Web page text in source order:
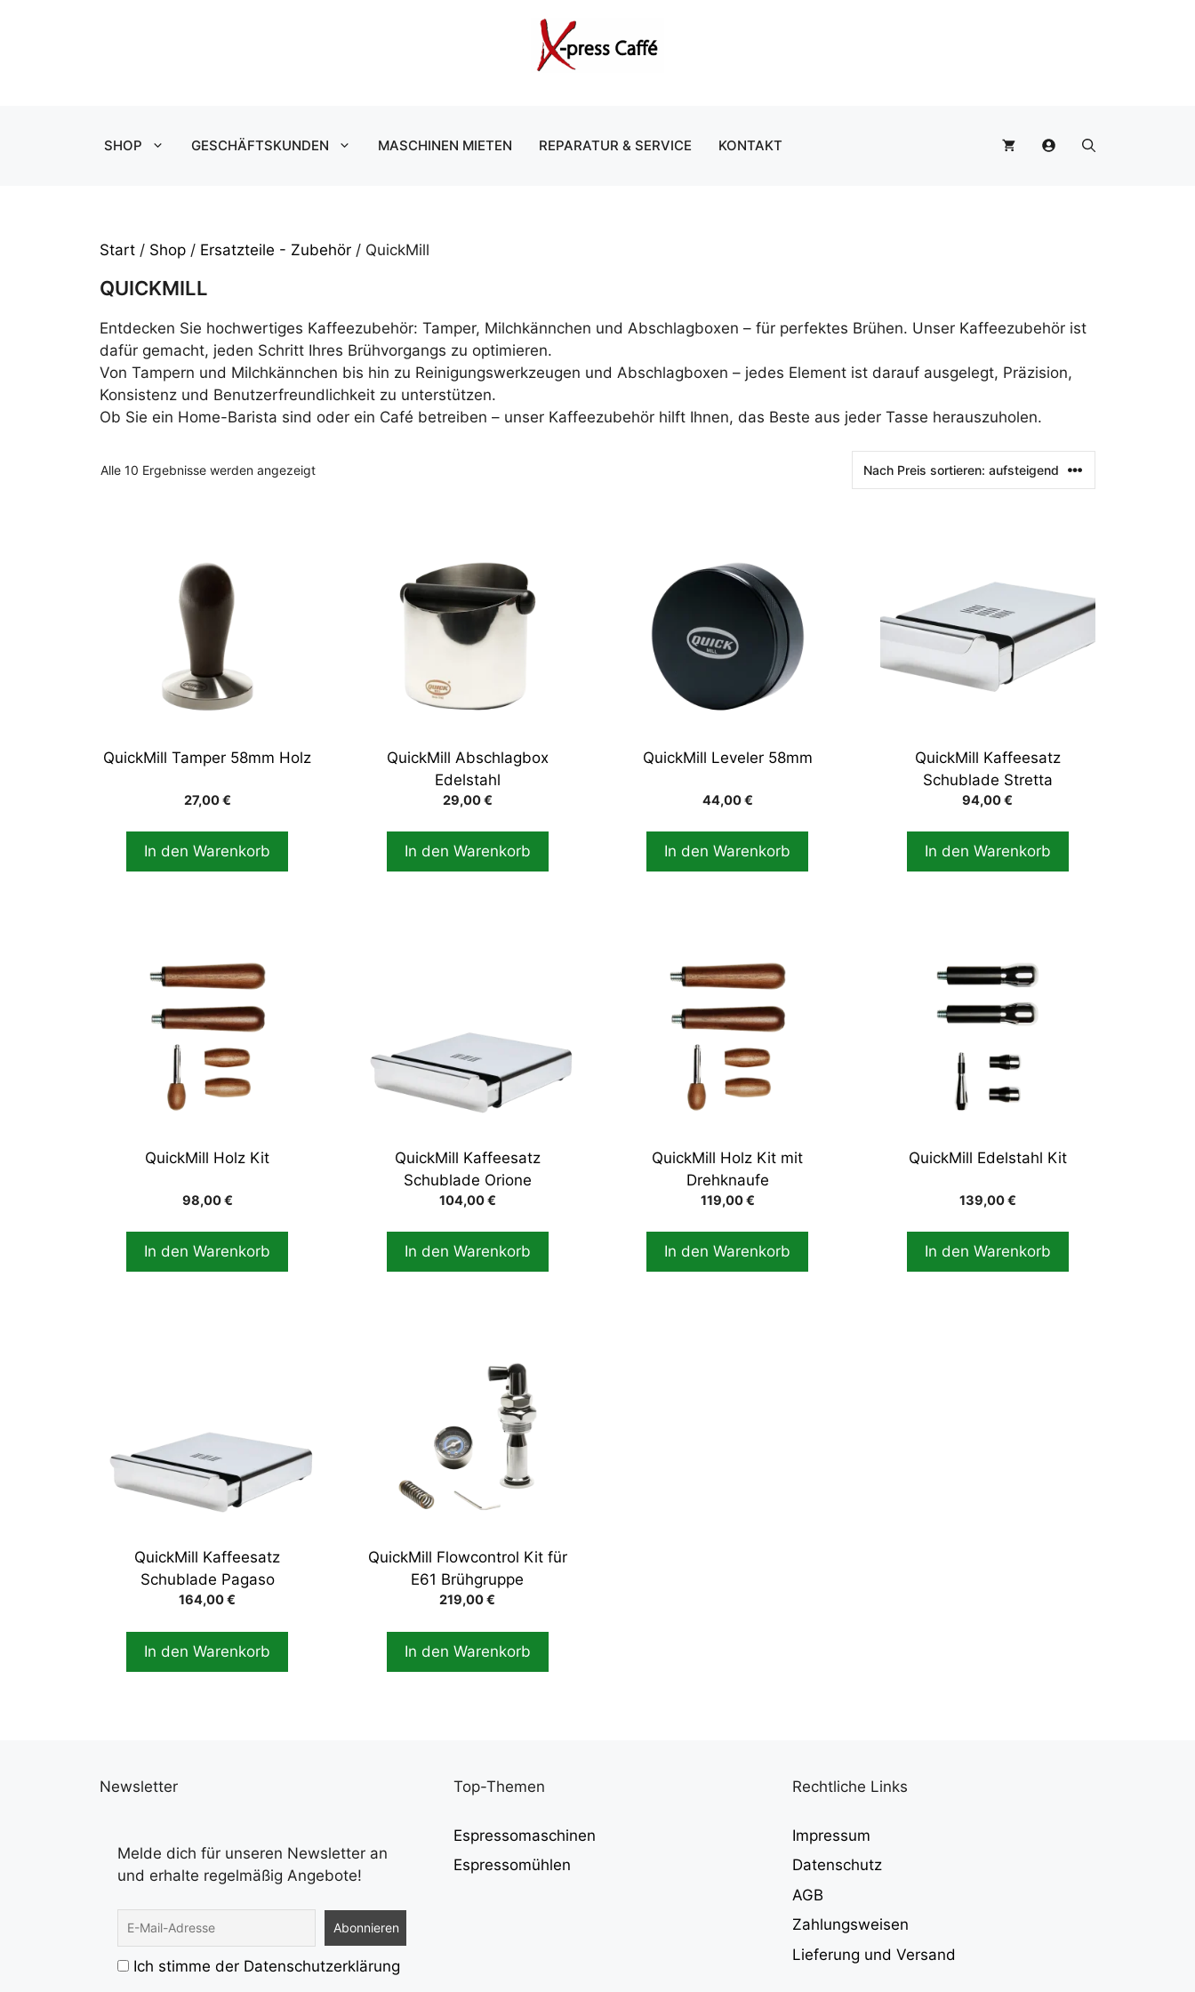
SHOP GESCHÄFTSKUNDEN MASCHINEN MIETEN REPARATUR & SERVICE KONTAKT
Start / Shop / Ersatzteile - Zubehör / QuickMill
QUICKMILL
Entdecken Sie hochwertiges Kaffeezubehör: Tamper, Milchkännchen und Abschlagboxen – für perfektes Brühen. Unser Kaffeezubehör ist
dafür gemacht, jeden Schritt Ihres Brühvorgangs zu optimieren.
Von Tampern und Milchkännchen bis hin zu Reinigungswerkzeugen und Abschlagboxen – jedes Element ist darauf ausgelegt, Präzision,
Konsistenz und Benutzerfreundlichkeit zu unterstützen.
Ob Sie ein Home-Barista sind oder ein Café betreiben – unser Kaffeezubehör hilft Ihnen, das Beste aus jeder Tasse herauszuholen.
Alle 10 Ergebnisse werden angezeigtNach
QuickMill Tamper 58mm Holz
27,00€
In den Warenkorb
QuickMill Abschlagbox
Edelstahl
29,00€
In den Warenkorb
QuickMill Leveler 58mm
44,00€
In den Warenkorb
QuickMill Kaffeesatz
Schublade Stretta
94,00€
In den Warenkorb
QuickMill Holz Kit
98,00€
In den Warenkorb
QuickMill Kaffeesatz
Schublade Orione
104,00€
In den Warenkorb
QuickMill Holz Kit mit
Drehknaufe
119,00€
In den Warenkorb
QuickMill Edelstahl Kit
139,00€
In den Warenkorb
QuickMill Kaffeesatz
Schublade Pagaso
164,00€
In den Warenkorb
QuickMill Flowcontrol Kit für
E61 Brühgruppe
219,00€
In den Warenkorb
Newsletter
Melde dich für unseren Newsletter an
und erhalte regelmäßig Angebote!
Ich stimme der Datenschutzerklärung
Top-Themen
Espressomaschinen
Espressomühlen
Rechtliche Links
Impressum
Datenschutz
AGB
Zahlungsweisen
Lieferung und Versand